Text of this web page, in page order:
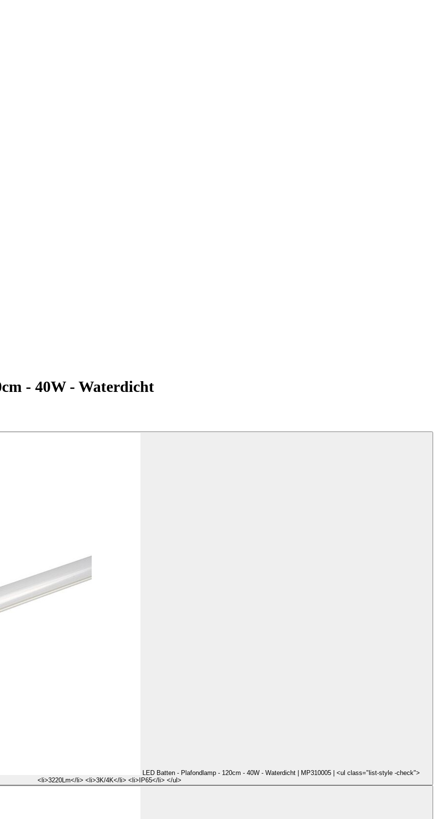
- 40W - Waterdicht
LED Batten - Plafondlamp - 120cm - 40W - Waterdicht | MP310005 | <ul class="list-style -check">
<li>3220Lm</li> <li>3K/4K</li> <li>IP65</li> </ul>